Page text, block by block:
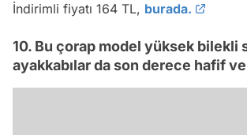
İndirimli fiyatı 164 TL, burada.
10. Bu çorap model yüksek bilekli
ayakkabılar da son derece hafif